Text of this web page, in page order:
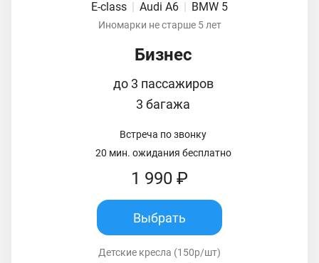
E-class | Audi A6 | BMW 5
Иномарки не старше 5 лет
Бизнес
до 3 пассажиров
3 багажа
Встреча по звонку
20 мин. ожидания бесплатно
1 990 ₽
Выбрать
Детские кресла (150р/шт)